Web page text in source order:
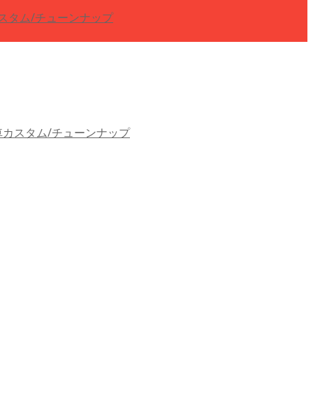
タム/チューンナップ
スタム/チューンナップ